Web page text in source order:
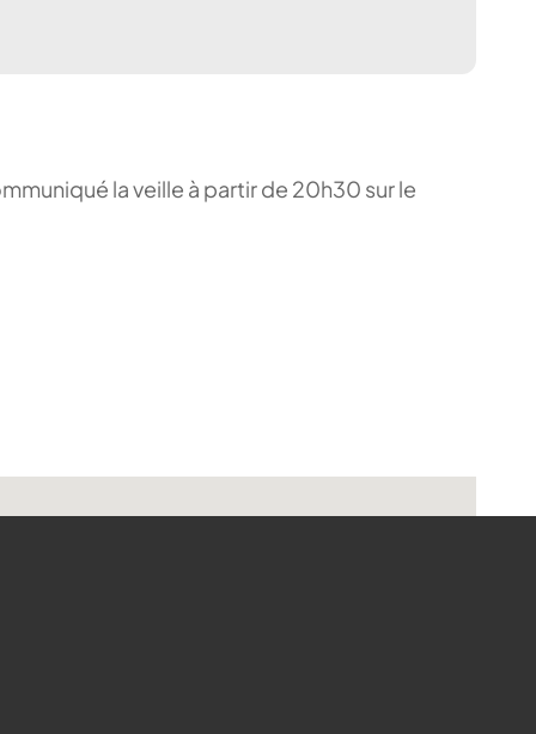
la veille à partir de 20h30 sur le